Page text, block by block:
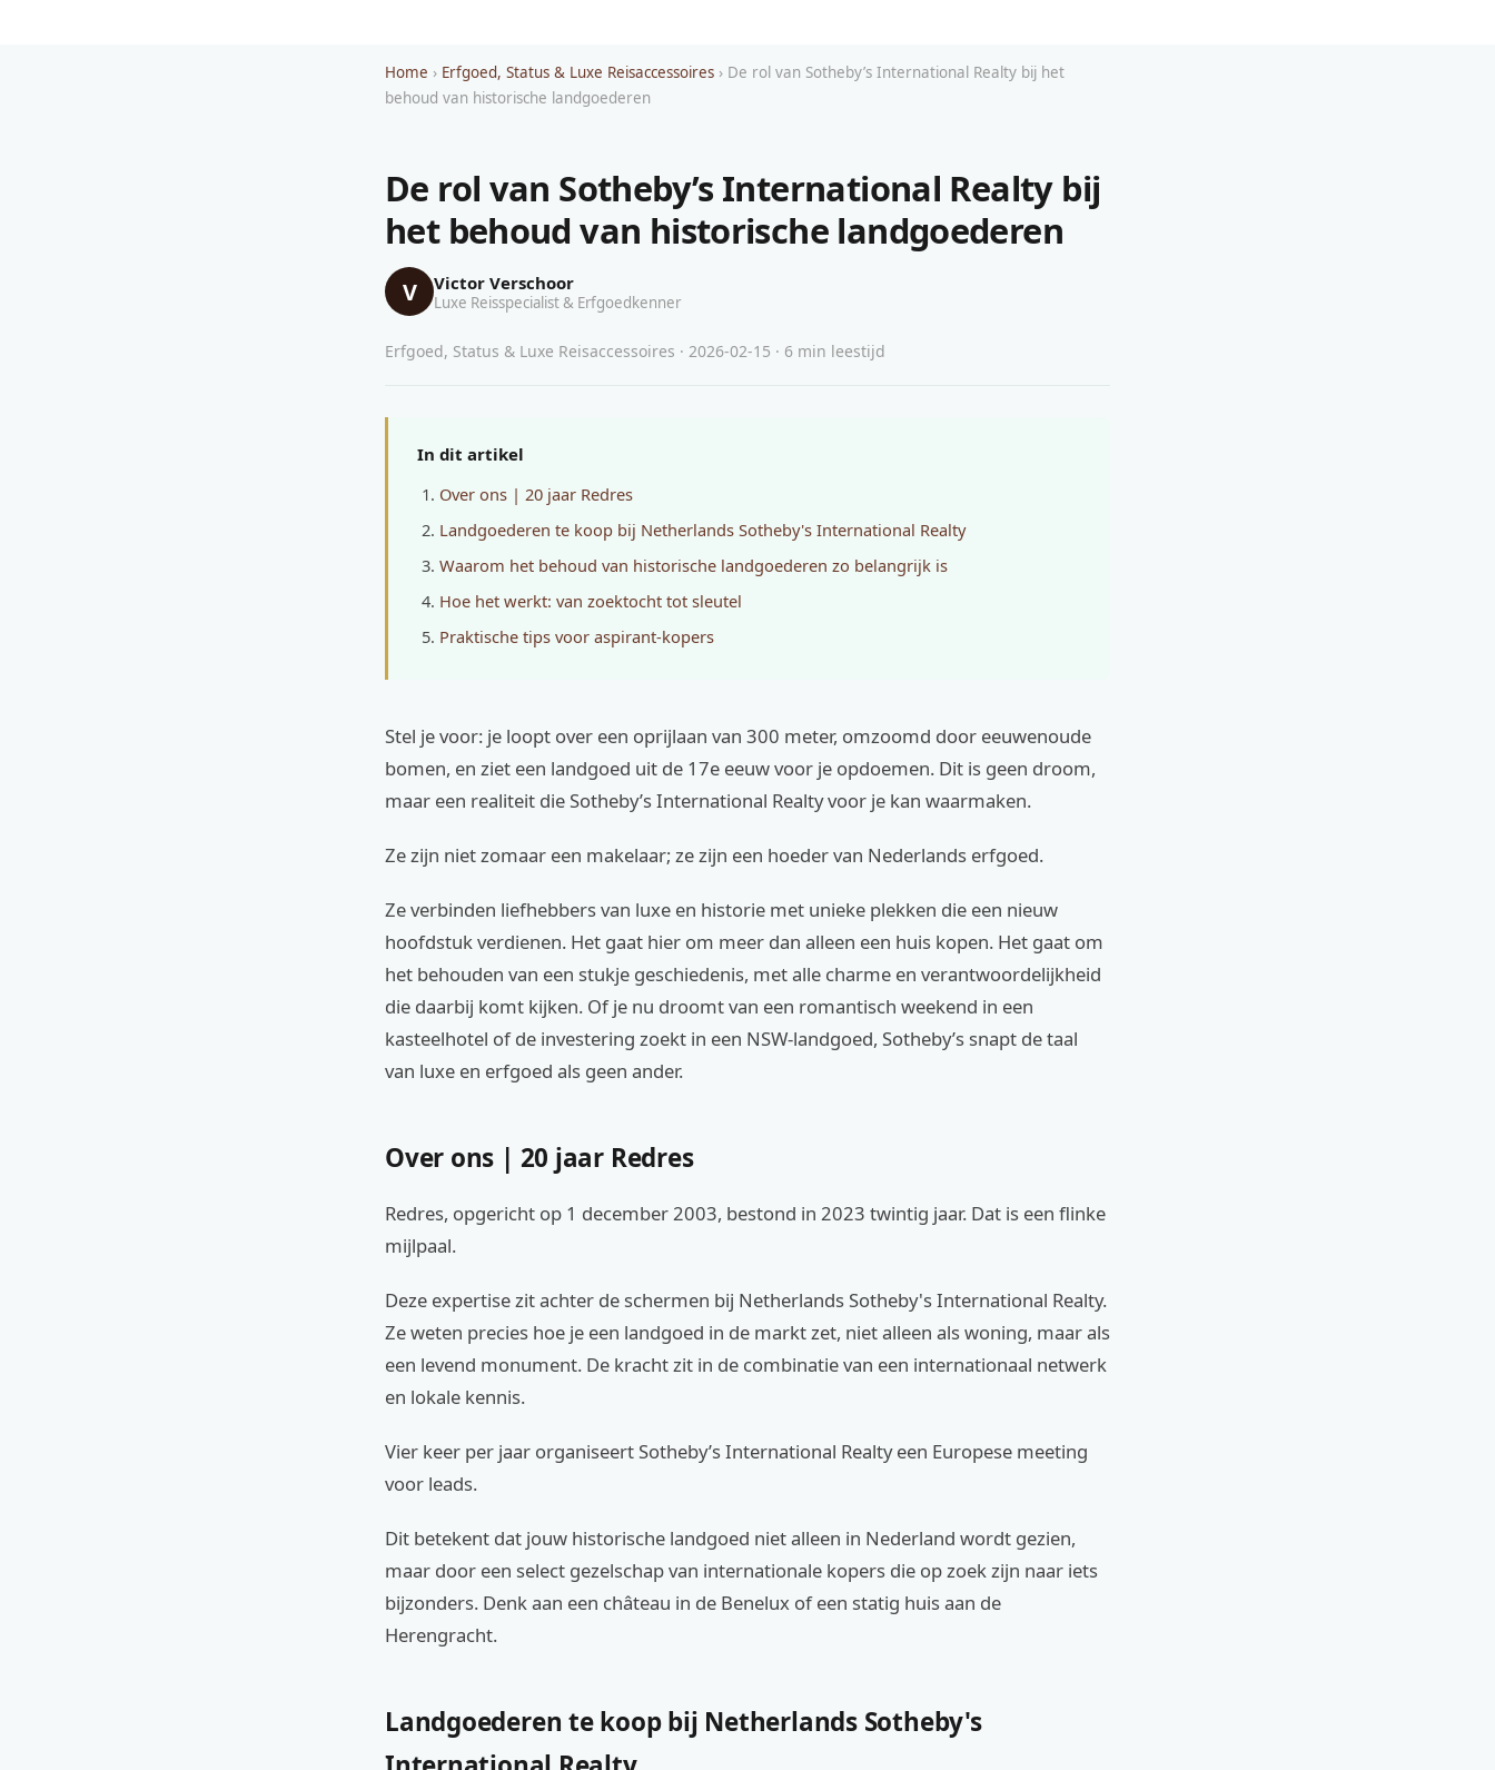
Home › Erfgoed, Status & Luxe Reisaccessoires › De rol van Sotheby’s International Realty bij het
behoud van historische landgoederen
De rol van Sotheby’s International Realty bij
het behoud van historische landgoederen
V Victor Verschoor
Luxe Reisspecialist & Erfgoedkenner
Erfgoed, Status & Luxe Reisaccessoires · 2026-02-15 · 6 min leestijd
In dit artikel
Over ons | 20 jaar Redres
Landgoederen te koop bij Netherlands Sotheby's International Realty
Waarom het behoud van historische landgoederen zo belangrijk is
Hoe het werkt: van zoektocht tot sleutel
Praktische tips voor aspirant-kopers
Stel je voor: je loopt over een oprijlaan van 300 meter, omzoomd door eeuwenoude
bomen, en ziet een landgoed uit de 17e eeuw voor je opdoemen. Dit is geen droom,
maar een realiteit die Sotheby’s International Realty voor je kan waarmaken.
Ze zijn niet zomaar een makelaar; ze zijn een hoeder van Nederlands erfgoed.
Ze verbinden liefhebbers van luxe en historie met unieke plekken die een nieuw
hoofdstuk verdienen. Het gaat hier om meer dan alleen een huis kopen. Het gaat om
het behouden van een stukje geschiedenis, met alle charme en verantwoordelijkheid
die daarbij komt kijken. Of je nu droomt van een romantisch weekend in een
kasteelhotel of de investering zoekt in een NSW-landgoed, Sotheby’s snapt de taal
van luxe en erfgoed als geen ander.
Over ons | 20 jaar Redres
Redres, opgericht op 1 december 2003, bestond in 2023 twintig jaar. Dat is een flinke
mijlpaal.
Deze expertise zit achter de schermen bij Netherlands Sotheby's International Realty.
Ze weten precies hoe je een landgoed in de markt zet, niet alleen als woning, maar als
een levend monument. De kracht zit in de combinatie van een internationaal netwerk
en lokale kennis.
Vier keer per jaar organiseert Sotheby’s International Realty een Europese meeting
voor leads.
Dit betekent dat jouw historische landgoed niet alleen in Nederland wordt gezien,
maar door een select gezelschap van internationale kopers die op zoek zijn naar iets
bijzonders. Denk aan een château in de Benelux of een statig huis aan de
Herengracht.
Landgoederen te koop bij Netherlands Sotheby's